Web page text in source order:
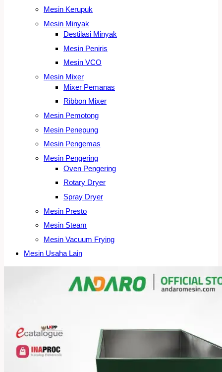
Mesin Kerupuk
Mesin Minyak
Destilasi Minyak
Mesin Peniris
Mesin VCO
Mesin Mixer
Mixer Pemanas
Ribbon Mixer
Mesin Pemotong
Mesin Penepung
Mesin Pengemas
Mesin Pengering
Oven Pengering
Rotary Dryer
Spray Dryer
Mesin Presto
Mesin Steam
Mesin Vacuum Frying
Mesin Usaha Lain